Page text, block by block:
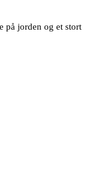
på jorden og et stort